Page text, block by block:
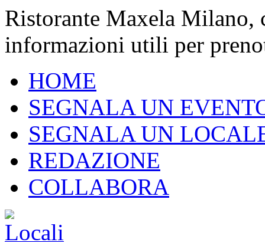
Ristorante Maxela Milano,
informazioni utili per
HOME
SEGNALA UN
SEGNALA UN
REDAZIONE
COLLABORA